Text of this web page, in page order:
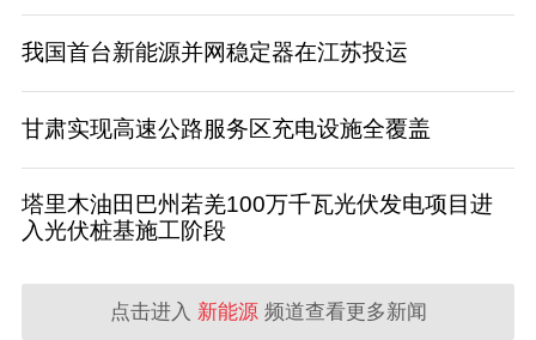
我国首台新能源并网稳定器在江苏投运
甘肃实现高速公路服务区充电设施全覆盖
塔里木油田巴州若羌100万千瓦光伏发电项目进
入光伏桩基施工阶段
点击进入 新能源频道查看更多新闻